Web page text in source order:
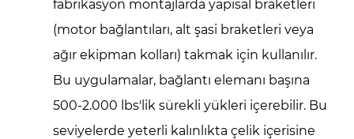
fabrikasyon montajlarda yapısal braketleri
(motor bağlantıları, alt şasi braketleri veya
ağır ekipman kolları) takmak için kullanılır.
Bu uygulamalar, bağlantı elemanı başına
500-2.000 lbs'lik sürekli yükleri içerebilir. Bu
seviyelerde yeterli kalınlıkta çelik içerisine